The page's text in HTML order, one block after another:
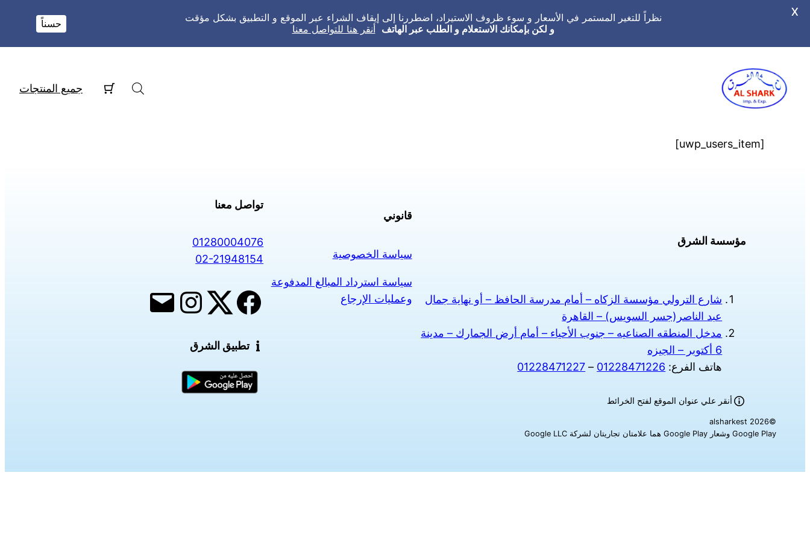
المحتوى
جميع المنتجات
[uwp_users_item]
مؤسسة الشرق
شارع الترولي مؤسسة الزكاه – أمام مدرسة الحافظ – أو نهاية جمال
عبد الناصر(جسر السويس) – القاهرة
مدخل المنطقه الصناعيه – جنوب الأحياء – أمام أرض الجمارك – مدينة
6 أكتوبر – الجيزه
هاتف الفرع: 01228471226
–
01228471227
أنقر علي عنوان الموقع لفتح الخرائط
قانوني
سياسة الخصوصية
سياسة استرداد المبالغ المدفوعة
وعمليات الإرجاع
تواصل معنا
01280004076
02-21948154
تطبيق الشرق
©alsharkest 2026
Google Play وشعار Google Play هما علامتان تجاريتان لشركة Google LLC‎
نظراً للتغير المستمر في الأسعار و سوء ظروف الاستيراد، اضطررنا إلى إيقاف الشراء عبر الموقع و التطبيق بشكل مؤقت
و لكن بإمكانك الاستعلام و الطلب عبر الهاتف أنقر هنا للتواصل معنا حسناً
X